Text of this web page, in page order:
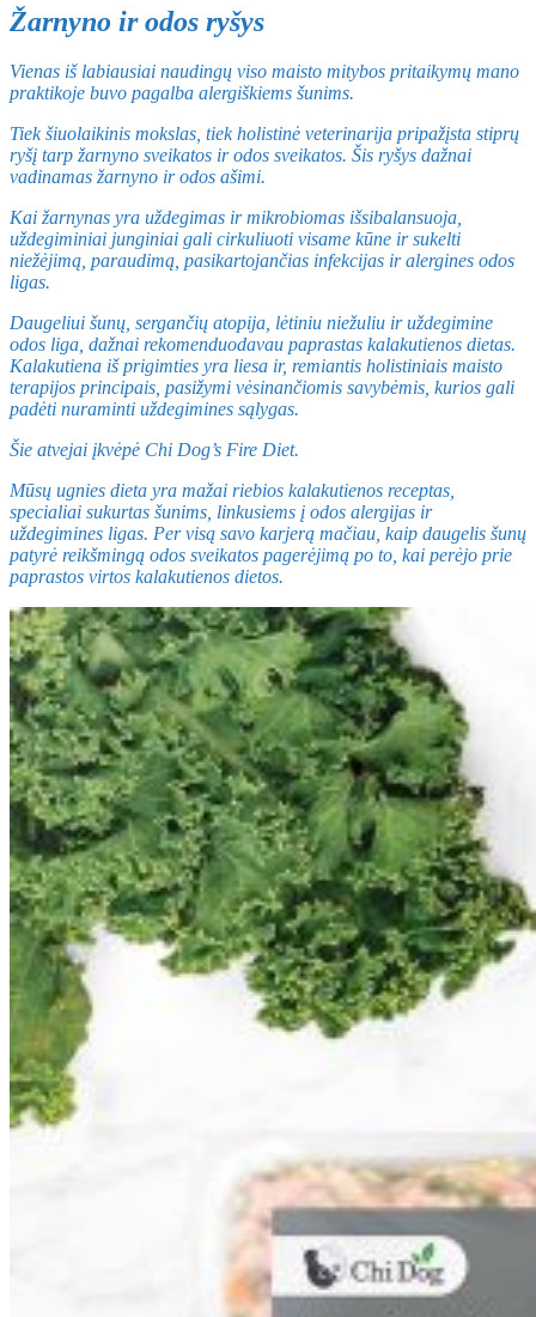
Žarnyno ir odos ryšys
Vienas iš labiausiai naudingų viso maisto mitybos pritaikymų mano
praktikoje buvo pagalba alergiškiems šunims.
Tiek šiuolaikinis mokslas, tiek holistinė veterinarija pripažįsta stiprų
ryšį tarp žarnyno sveikatos ir odos sveikatos. Šis ryšys dažnai
vadinamas žarnyno ir odos ašimi.
Kai žarnynas yra uždegimas ir mikrobiomas išsibalansuoja,
uždegiminiai junginiai gali cirkuliuoti visame kūne ir sukelti
niežėjimą, paraudimą, pasikartojančias infekcijas ir alergines odos
ligas.
Daugeliui šunų, sergančių atopija, lėtiniu niežuliu ir uždegimine
odos liga, dažnai rekomenduodavau paprastas kalakutienos dietas.
Kalakutiena iš prigimties yra liesa ir, remiantis holistiniais maisto
terapijos principais, pasižymi vėsinančiomis savybėmis, kurios gali
padėti nuraminti uždegimines sąlygas.
Šie atvejai įkvėpė Chi Dog’s Fire Diet.
Mūsų ugnies dieta yra mažai riebios kalakutienos receptas,
specialiai sukurtas šunims, linkusiems į odos alergijas ir
uždegimines ligas. Per visą savo karjerą mačiau, kaip daugelis šunų
patyrė reikšmingą odos sveikatos pagerėjimą po to, kai perėjo prie
paprastos virtos kalakutienos dietos.